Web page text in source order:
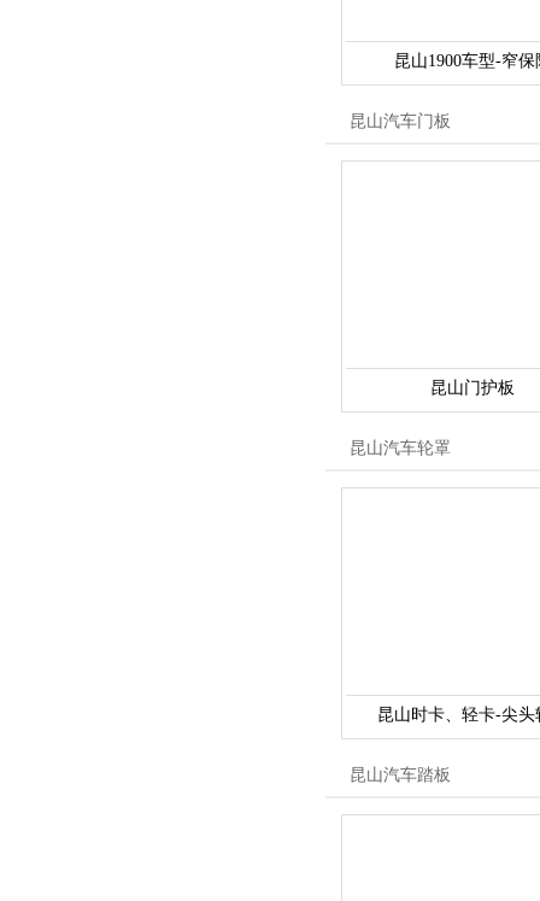
昆山1900车型-窄保
昆山汽车门板
昆山门护板
昆山汽车轮罩
昆山时卡、轻卡-尖头
昆山汽车踏板